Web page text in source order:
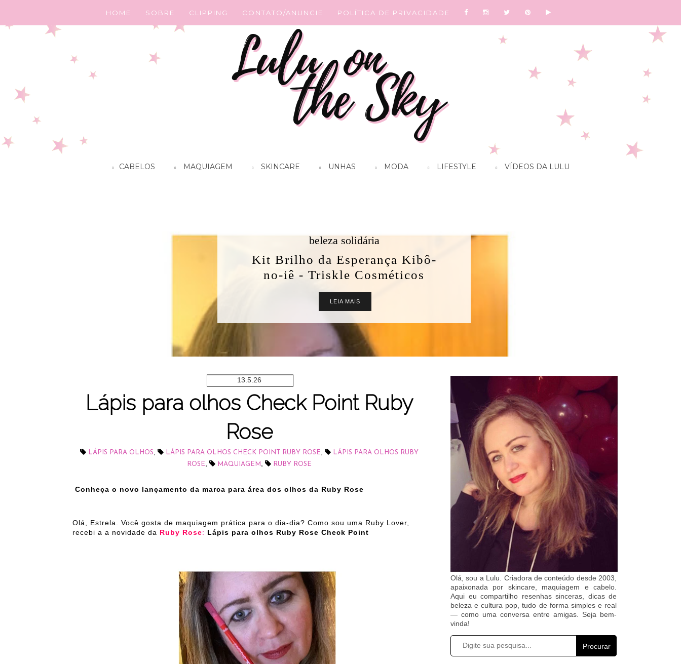
HOME SOBRE CLIPPING CONTATO/ANUNCIE POLÍTICA DE PRIVACIDADE
CABELOS MAQUIAGEM SKINCARE UNHAS MODA LIFESTYLE VÍDEOS DA LULU
Cauã Reymond
13.5.26
Lápis para olhos Check Point Ruby
Rose
LÁPIS PARA OLHOS LÁPIS PARA OLHOS CHECK POINT RUBY ROSE
LÁPIS PARA OLHOS RUBY
ROSE
MAQUIAGEM RUBY ROSE
Conheça o novo lançamento da marca para área dos olhos da Ruby Rose
Olá, Estrela. Você gosta de maquiagem prática para o dia-dia? Como sou uma Ruby Lover,
recebi a a novidade da Ruby Rose: Lápis para olhos Ruby Rose Check Point
Olá, sou a Lulu. Criadora de conteúdo desde 2003,
apaixonada por skincare, maquiagem e cabelo.
Aqui eu compartilho resenhas sinceras, dicas de
beleza e cultura pop, tudo de forma simples e real
— como uma conversa entre amigas. Seja bem-
vinda!
Procurar